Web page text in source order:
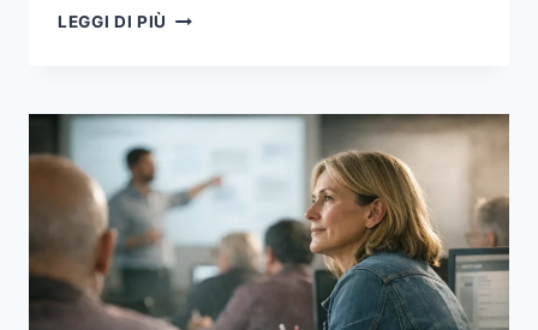
LEGGI DI PIÙ FORMAZIONE
COME
CORSI,
CERTIFICAZIONI
DIGITALI
E
PERCORSI
BREVI